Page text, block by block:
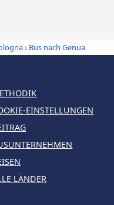
› Bus nach Genua
EINSTELLUNGEN
LÄNDER